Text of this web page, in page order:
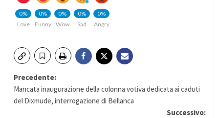
0%
Love
0%
Funny
0%
Wow
0%
Sad
0%
Angry
Navigazione
articolo
Precedente:
Mancata inaugurazione della colonna votiva dedicata ai caduti
del Dixmude, interrogazione di Bellanca
Successivo: